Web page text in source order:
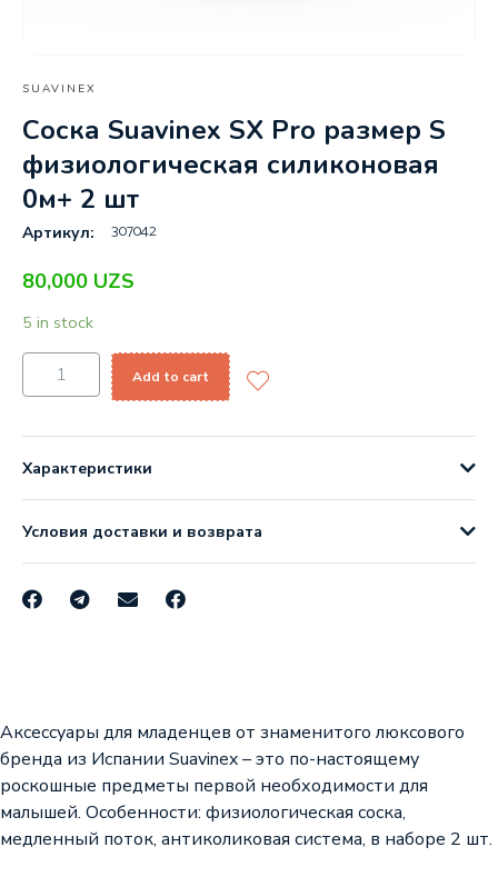
SUAVINEX
Соска Suavinex SX Pro размер S
физиологическая силиконовая
0м+ 2 шт
Артикул: 307042
80,000 UZS
5 in stock
Add to cart
Характеристики
Условия доставки и возврата
Аксессуары для младенцев от знаменитого люксового
бренда из Испании Suavinex – это по-настоящему
роскошные предметы первой необходимости для
малышей. Особенности: физиологическая соска,
медленный поток, антиколиковая система, в наборе 2 шт.